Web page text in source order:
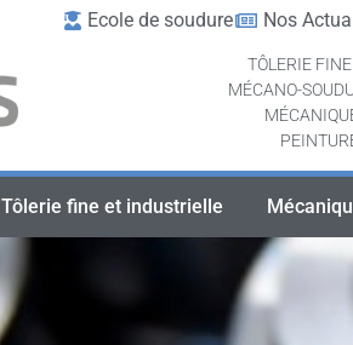
Ecole de soudure Nos
TÔLERIE
MÉCANO-
Tôlerie fine et industrielle